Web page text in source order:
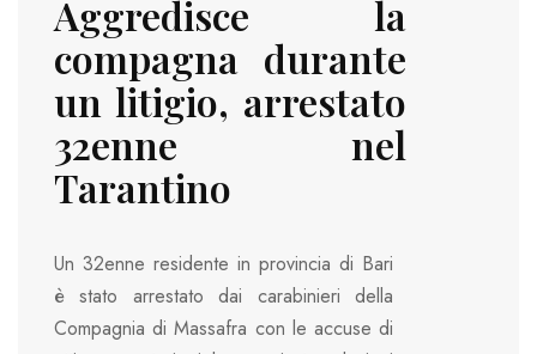
Aggredisce la
compagna durante
un litigio, arrestato
32enne nel
Tarantino
Un 32enne residente in provincia di Bari
è stato arrestato dai carabinieri della
Compagnia di Massafra con le accuse di